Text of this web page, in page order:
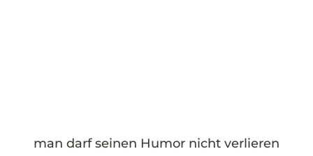
man darf seinen Humor nicht verlieren